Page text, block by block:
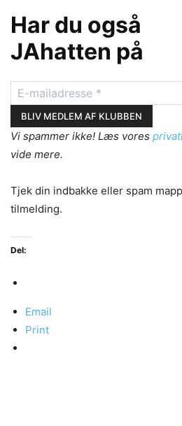
Har du også
JAhatten på
Vi spammer ikke! Læs vores
vide mere.
Tjek din indbakke eller spam
tilmelding.
Del:
Email
Print